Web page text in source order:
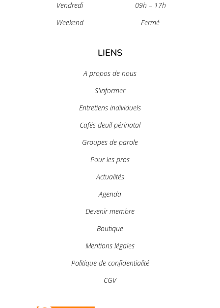
Vendredi
Weekend
09h – 17h
Fermé
LIENS
A propos de nous
S'informer
Entretiens individuels
Cafés deuil périnatal
Groupes de parole
Pour les pros
Actualités
Agenda
Devenir membre
Boutique
Mentions légales
Politique de confidentialité
CGV